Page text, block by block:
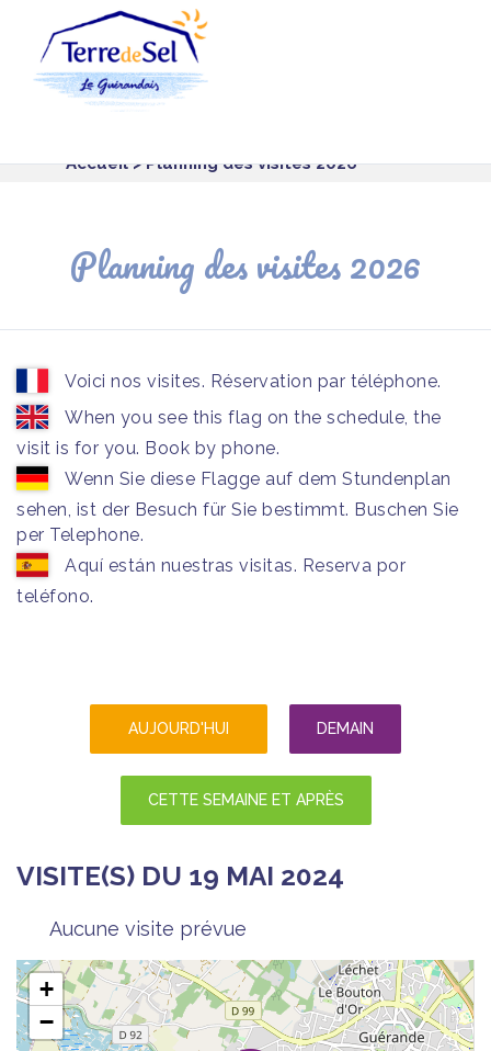
Accueil> Planning des visites 2026
Planning des visites 2026
Voici nos visites. Réservation par téléphone.
When you see this flag on the schedule, the
visit is for you. Book by phone.
Wenn Sie diese Flagge auf dem Stundenplan
sehen, ist der Besuch für Sie bestimmt. Buschen Sie
per Telephone.
Aquí están nuestras visitas. Reserva por
teléfono.
AUJOURD'HUI DEMAIN
CETTE SEMAINE ET APRÈS
VISITE(S) DU 19 MAI 2024
Aucune visite prévue
+
−
Panneau de gestion des cookies